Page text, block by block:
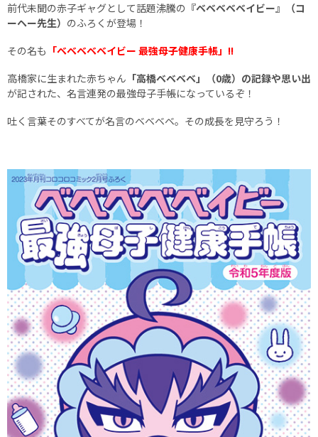
前代未聞の赤子ギャグとして話題沸騰の 『ベベベベベイビー』（コ
ーヘー先生） のふろくが登場！
その名も 「ベベベベベイビー 最強母子健康手帳」!!
高橋家に生まれた赤ちゃん 「高橋ベベベベ」（0歳）の記録や思い出
が記された、名言連発の最強母子手帳になっているぞ！
吐く言葉そのすべてが名言のベベベベ。その成長を見守ろう！